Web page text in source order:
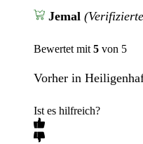
Jemal
Bewertet mit 5 von 5
Vorher in
Ist es hilfreich?